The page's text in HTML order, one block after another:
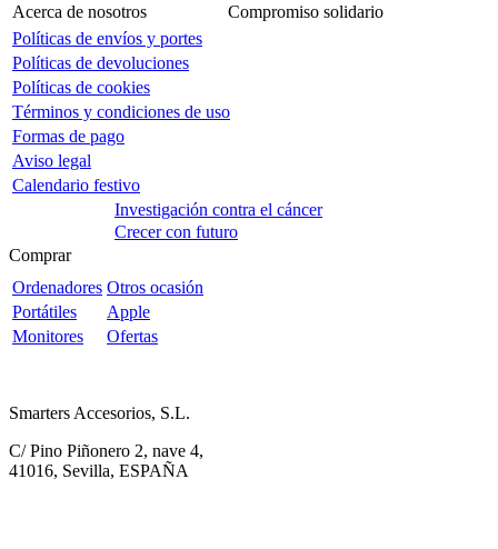
Acerca de nosotros
Compromiso solidario
Políticas de envíos y portes
Políticas de devoluciones
Políticas de cookies
Términos y condiciones de uso
Formas de pago
Aviso legal
Calendario festivo
Investigación contra el cáncer
Crecer con futuro
Comprar
Ordenadores Otros ocasión
Portátiles
Apple
Monitores
Ofertas
Smarters Accesorios, S.L.
C/ Pino Piñonero 2, nave 4,
41016, Sevilla, ESPAÑA